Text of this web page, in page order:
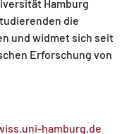
Hamburg
die
und widmet sich seit
Erforschung von
hamburg.de